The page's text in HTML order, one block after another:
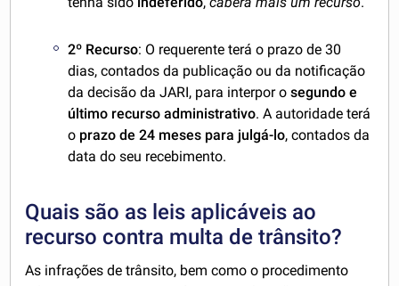
2º Recurso: O requerente terá o prazo de 30
dias, contados da publicação ou da notificação
da decisão da JARI, para interpor osegundo e
último recurso administrativo. A autoridade terá
o prazo de 24 meses para julgá-lo, contados da
data do seu recebimento.
Quais são as leis aplicáveis ao
recurso contra multa de trânsito?
As infrações de trânsito, bem como o procedimento